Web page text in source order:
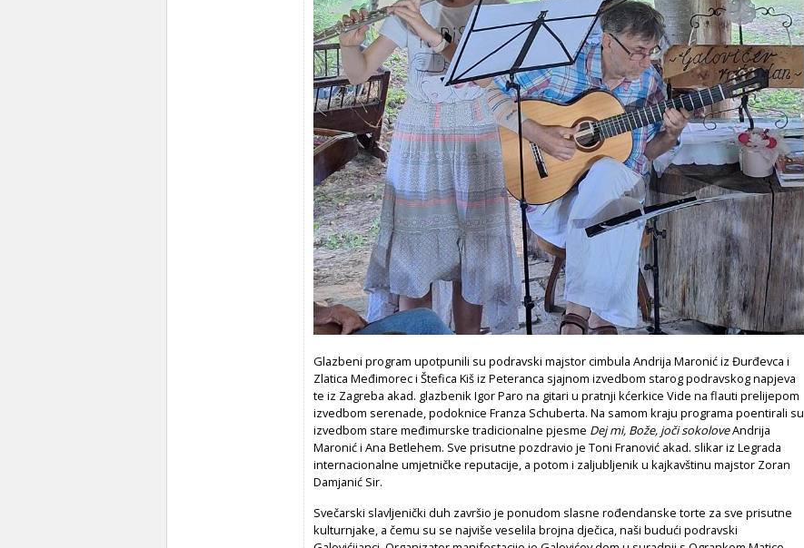
Glazbeni program upotpunili su podravski majstor cimbula Andrija Maronić iz Đurđevca i
Zlatica Međimorec i Štefica Kiš iz Peteranca sjajnom izvedbom starog podravskog napjeva
te iz Zagreba akad. glazbenik Igor Paro na gitari u pratnji kćerkice Vide na flauti prelijepom
izvedbom serenade, podoknice Franza Schuberta. Na samom kraju programa poentirali su
izvedbom stare međimurske tradicionalne pjesme Dej mi, Bože, joči sokoloveAndrija
Maronić i Ana Betlehem. Sve prisutne pozdravio je Toni Franović akad. slikar iz Legrada
internacionalne umjetničke reputacije, a potom i zaljubljenik u kajkavštinu majstor Zoran
Damjanić Sir.
Svečarski slavljenički duh završio je ponudom slasne rođendanske torte za sve prisutne
kulturnjake, a čemu su se najviše veselila brojna dječica, naši budući podravski